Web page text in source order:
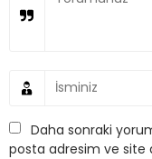
Daha sonraki
posta adresim ve site